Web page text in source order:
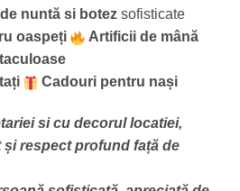
nuntă si botez sofisticate
oaspeți
Artificii de mână
Cadouri pentru nași
si cu decorul locatiei,
respect profund față de